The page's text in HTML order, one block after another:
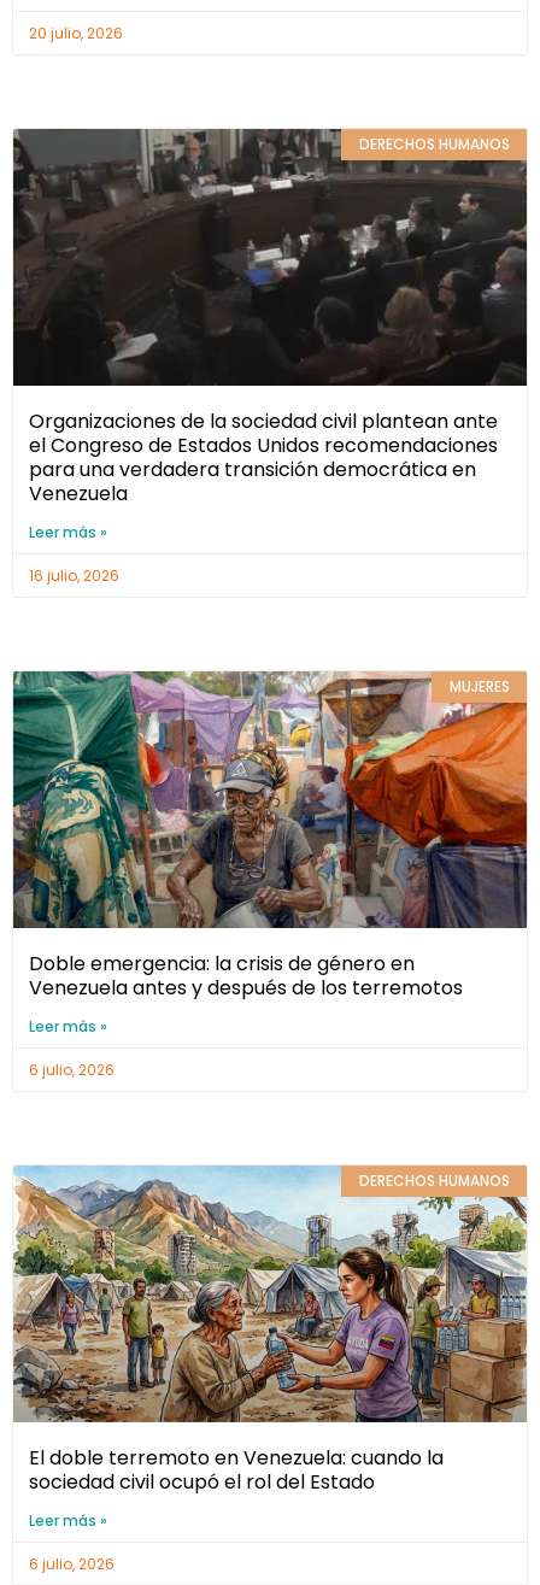
20 julio, 2026
DERECHOS HUMANOS
Organizaciones de la sociedad civil plantean ante
el Congreso de Estados Unidos recomendaciones
para una verdadera transición democrática en
Venezuela
Leer más »
16 julio, 2026
MUJERES
Doble emergencia: la crisis de género en
Venezuela antes y después de los terremotos
Leer más »
6 julio, 2026
DERECHOS HUMANOS
El doble terremoto en Venezuela: cuando la
sociedad civil ocupó el rol del Estado
Leer más »
6 julio, 2026